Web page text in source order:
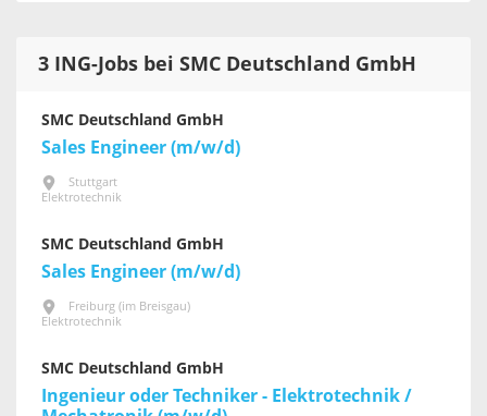
3 ING-Jobs bei SMC Deutschland GmbH
SMC Deutschland GmbH
Sales Engineer (m/w/d)
Stuttgart
Elektrotechnik
SMC Deutschland GmbH
Sales Engineer (m/w/d)
Freiburg (im Breisgau)
Elektrotechnik
SMC Deutschland GmbH
Ingenieur oder Techniker - Elektrotechnik /